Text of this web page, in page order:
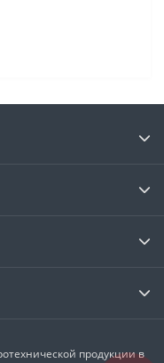
продукции в